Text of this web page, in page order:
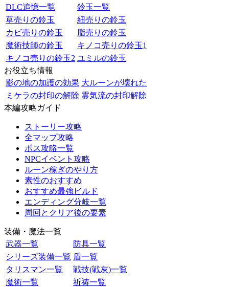
DLC追憶一覧
鈴玉一覧
草売りの鈴玉
紐売りの鈴玉
カビ売りの鈴玉
脂売りの鈴玉
魔術技師の鈴玉
キノコ売りの鈴玉1
キノコ売りの鈴玉2 ユミルの鈴玉
お役立ち情報
影の地の加護の効果 大ルーンが壊れた
ミケラの封印の解除 霊気流の封印解除
本編攻略ガイド
ストーリー攻略
全マップ攻略
ボス攻略一覧
NPCイベント攻略
ルーン稼ぎのやり方
素性のおすすめ
おすすめ最強ビルド
エンディング分岐一覧
周回とクリア後の要素
装備・魔法一覧
武器一覧
防具一覧
シリーズ装備一覧 盾一覧
タリスマン一覧
戦技(戦灰)一覧
魔術一覧
祈祷一覧